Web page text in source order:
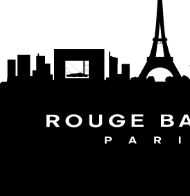
SUIVEZ LE